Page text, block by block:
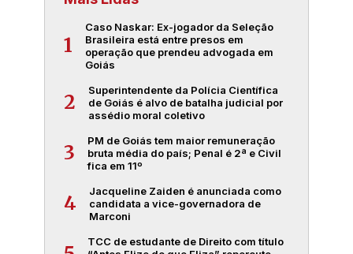
1
Caso Naskar: Ex-jogador da Seleção
Brasileira está entre presos em
operação que prendeu advogada em
Goiás
2
Superintendente da Polícia Científica
de Goiás é alvo de batalha judicial por
assédio moral coletivo
3
PM de Goiás tem maior remuneração
bruta média do país; Penal é 2ª e Civil
fica em 11º
4
Jacqueline Zaiden é anunciada como
candidata a vice-governadora de
Marconi
TCC de estudante de Direito com título